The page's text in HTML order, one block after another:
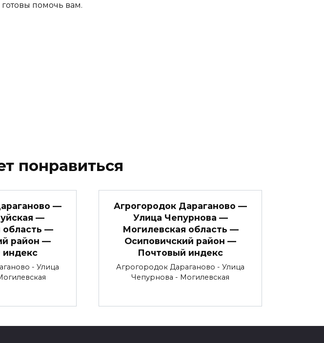
помочь вам.
понравиться
—
—
область —
район —
индекс
- Улица
Агрогородок Дараганово —
Улица Чепурнова —
Могилевская область —
Осиповичский район —
Почтовый индекс
Агрогородок Дараганово - Улица
Чепурнова - Могилевская